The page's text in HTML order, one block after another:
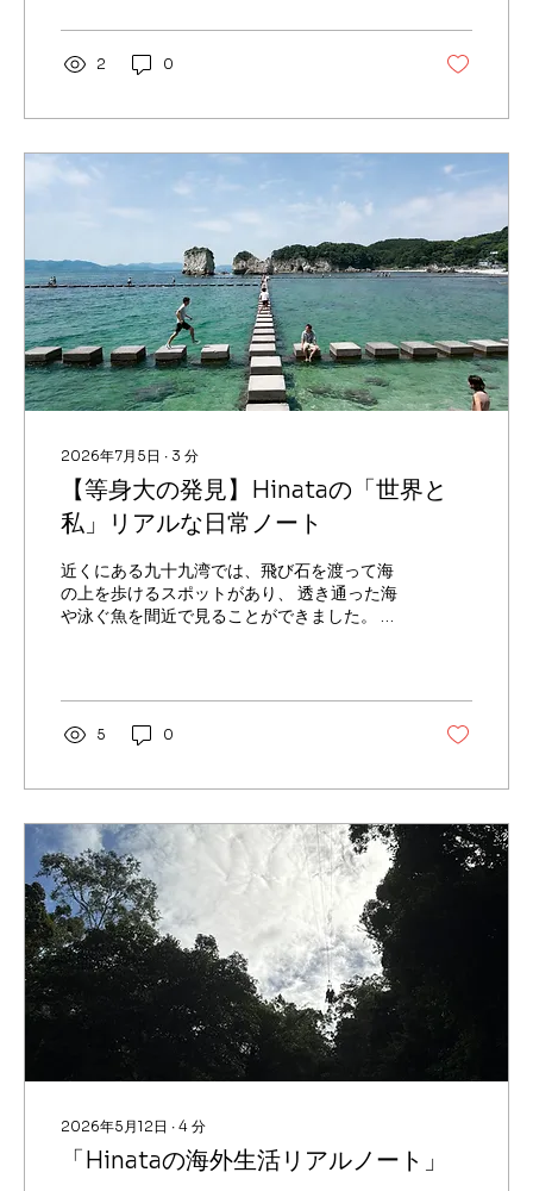
当に久しぶりの再訪になりました。
2 0
2026年7月5日 ∙ 3 分
【等身大の発見】Hinataの「世界と
私」リアルな日常ノート
近くにある九十九湾では、飛び石を渡って海
の上を歩けるスポットがあり、 透き通った海
や泳ぐ魚を間近で見ることができました。 足
5 0
2026年5月12日 ∙ 4 分
「Hinataの海外生活リアルノート」